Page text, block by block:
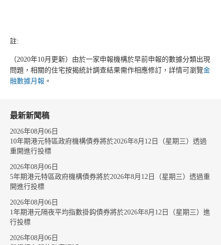
註:
（2020年10月更新）由於一家申報機構於早前申報的數據分類出現
問題，相關的住宅按揭統計調查結果需作相應修訂，詳情可瀏覽金
融數據月報 。
最新新聞稿
2026年08月06日
10年期港元特區政府機構債券將於2026年8月12日（星期三）透過
重開進行投標
2026年08月06日
5年期港元特區政府機構債券將於2026年8月12日（星期三）透過重
開進行投標
2026年08月06日
1年期港元隔夜平均指數掛鈎債券將於2026年8月12日（星期三）進
行投標
2026年08月06日